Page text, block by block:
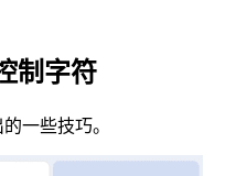
制字符
一些技巧。